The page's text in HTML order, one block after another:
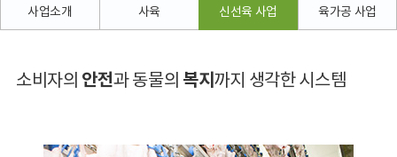
사업소개 사육 신선육 사업 육가공 사업
소비자의 안전과 동물의 복지까지 생각한 시스템